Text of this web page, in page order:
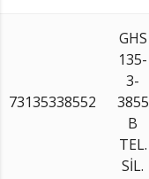
73135338552
GHS
135-
3-
3855
B
TEL.
SİL.